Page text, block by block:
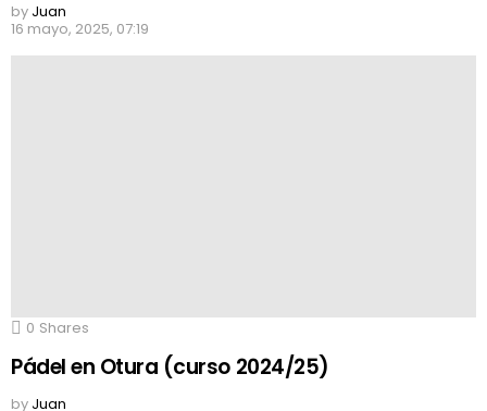
by Juan
16 mayo, 2025, 07:19
0 Shares
Pádel en Otura (curso 2024/25)
by Juan